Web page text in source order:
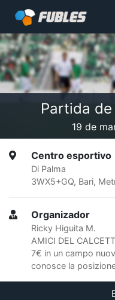
Partida
19 de
Centro esportivo
Di Palma
3WX5+GQ, Bari,
Organizador
Ricky Higuita M.
AMICI DEL
7€ in un campo
conosce la